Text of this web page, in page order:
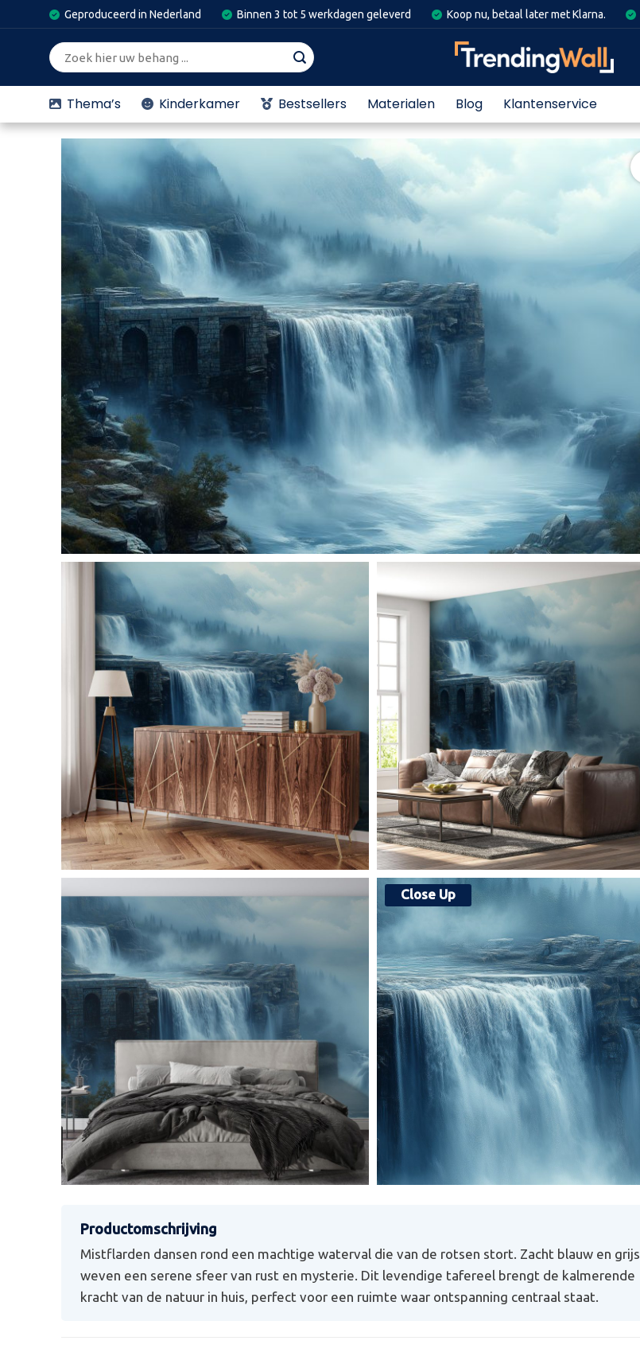
to
Geproduceerd in Nederland Binnen 3 tot 5 werkdagen geleverd Koop nu, betaal later met Klarna.
Zoeken
naar:
Thema’s Kinderkamer Bestsellers Materialen Blog Klantenservice
Mistflarden dansen rond een machtige waterval die van de rotsen stort. Zacht blauw en grijs
weven een serene sfeer van rust en mysterie. Dit levendige tafereel brengt de kalmerende
kracht van de natuur in huis, perfect voor een ruimte waar ontspanning centraal staat.